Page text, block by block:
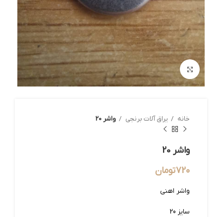
بزرگنمایی تصویر
خانه یراق آلات برنجی واشر 20
واشر 20
720تومان
واشر اهنی
سایز 20